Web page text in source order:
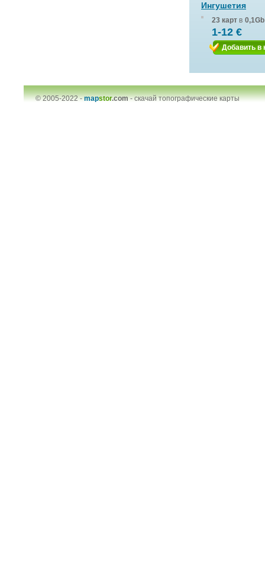
Ингушетия
23 карт в 0,1Gb
1-12 €
Добавить в
© 2005-2022 -mapstor.com-скачай топографические карты